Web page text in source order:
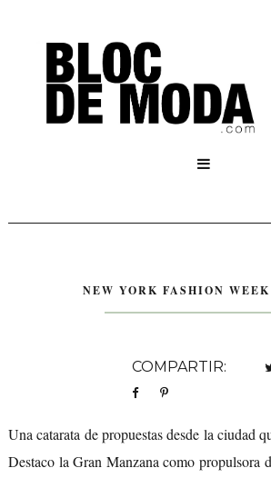

NEW YORK FASHION WEEK
COMPARTIR:
Una catarata de propuestas desde la ciudad
Destaco la Gran Manzana como propulsora